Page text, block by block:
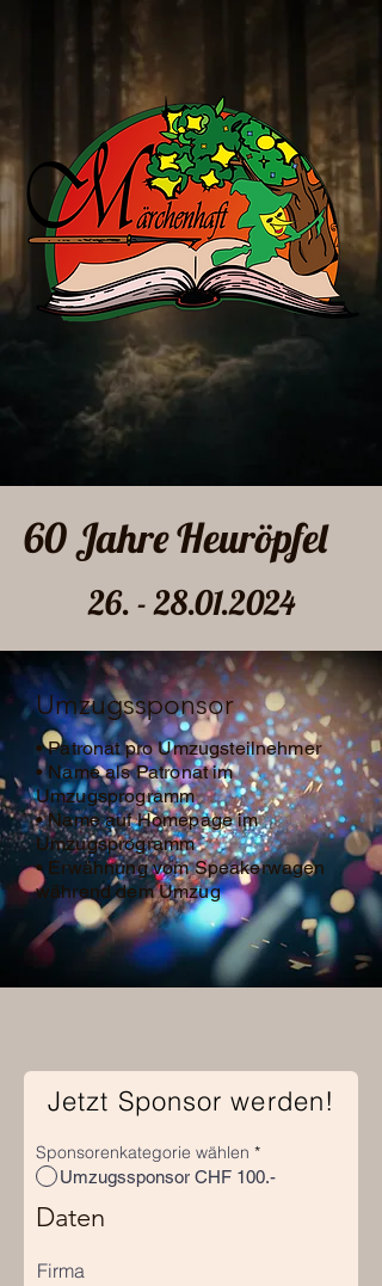
60 Jahre Heuröpfel
26. - 28.01.2024
Umzugssponsor
• Patronat pro Umzugsteilnehmer
• Name als Patronat im
Umzugsprogramm
• Name auf Homepage im
Umzugsprogramm
• Erwähnung vom Speakerwagen
während dem Umzug
Jetzt Sponsor werden!
Sponsorenkategorie wählen *
Umzugssponsor CHF 100.-
Daten
Firma